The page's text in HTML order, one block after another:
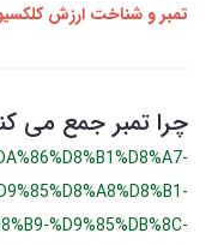
تمبر و شناخت ارزش
چرا تمبر جمع می
%D9%85%DB%8C-